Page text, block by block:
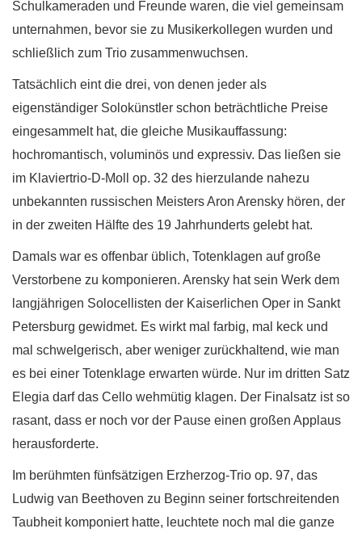
Schulkameraden und Freunde waren, die viel gemeinsam
unternahmen, bevor sie zu Musikerkollegen wurden und
schließlich zum Trio zusammenwuchsen.
Tatsächlich eint die drei, von denen jeder als
eigenständiger Solokünstler schon beträchtliche Preise
eingesammelt hat, die gleiche Musikauffassung:
hochromantisch, voluminös und expressiv. Das ließen sie
im Klaviertrio-D-Moll op. 32 des hierzulande nahezu
unbekannten russischen Meisters Aron Arensky hören, der
in der zweiten Hälfte des 19 Jahrhunderts gelebt hat.
Damals war es offenbar üblich, Totenklagen auf große
Verstorbene zu komponieren. Arensky hat sein Werk dem
langjährigen Solocellisten der Kaiserlichen Oper in Sankt
Petersburg gewidmet. Es wirkt mal farbig, mal keck und
mal schwelgerisch, aber weniger zurückhaltend, wie man
es bei einer Totenklage erwarten würde. Nur im dritten Satz
Elegia darf das Cello wehmütig klagen. Der Finalsatz ist so
rasant, dass er noch vor der Pause einen großen Applaus
herausforderte.
Im berühmten fünfsätzigen Erzherzog-Trio op. 97, das
Ludwig van Beethoven zu Beginn seiner fortschreitenden
Taubheit komponiert hatte, leuchtete noch mal die ganze